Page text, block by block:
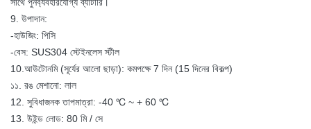
9. উপাদান:
-হাউজিং: পিসি
-বেস: SUS304 স্টেইনলেস স্টীল
10.আউটোনমি (সূর্যের আলো ছাড়া): কমপক্ষে 7 দিন (15 দিনের বিকল্প)
১১. রঙ মেশানো: লাল
12. সুবিধাজনক তাপমাত্রা: -40 ℃ ~ + 60 ℃
13. উইন্ড লোড: 80 মি / সে